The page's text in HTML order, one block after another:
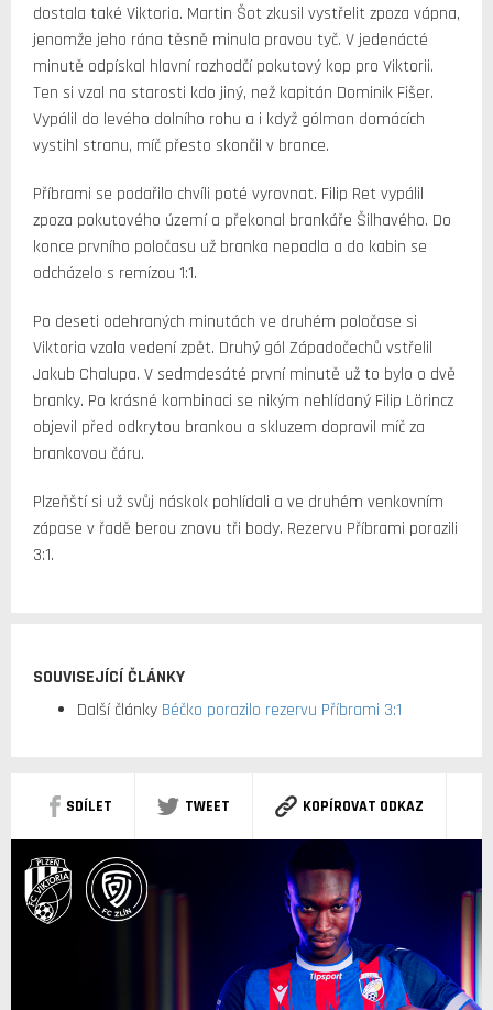
dostala také Viktoria. Martin Šot zkusil vystřelit zpoza vápna,
jenomže jeho rána těsně minula pravou tyč. V jedenácté
minutě odpískal hlavní rozhodčí pokutový kop pro Viktorii.
Ten si vzal na starosti kdo jiný, než kapitán Dominik Fišer.
Vypálil do levého dolního rohu a i když gólman domácích
vystihl stranu, míč přesto skončil v brance.
Příbrami se podařilo chvíli poté vyrovnat. Filip Ret vypálil
zpoza pokutového území a překonal brankáře Šilhavého. Do
konce prvního poločasu už branka nepadla a do kabin se
odcházelo s remízou 1:1.
Po deseti odehraných minutách ve druhém poločase si
Viktoria vzala vedení zpět. Druhý gól Západočechů vstřelil
Jakub Chalupa. V sedmdesáté první minutě už to bylo o dvě
branky. Po krásné kombinaci se nikým nehlídaný Filip Lörincz
objevil před odkrytou brankou a skluzem dopravil míč za
brankovou čáru.
Plzeňští si už svůj náskok pohlídali a ve druhém venkovním
zápase v řadě berou znovu tři body. Rezervu Příbrami porazili
3:1.
SOUVISEJÍCÍ ČLÁNKY
Další články Béčko porazilo rezervu Příbrami 3:1
SDÍLET TWEET KOPÍROVAT ODKAZ